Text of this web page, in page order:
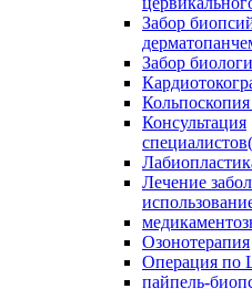
Забор
Забор
Консультация
Лечение
Озонотерапия
Операция по
пайпель-